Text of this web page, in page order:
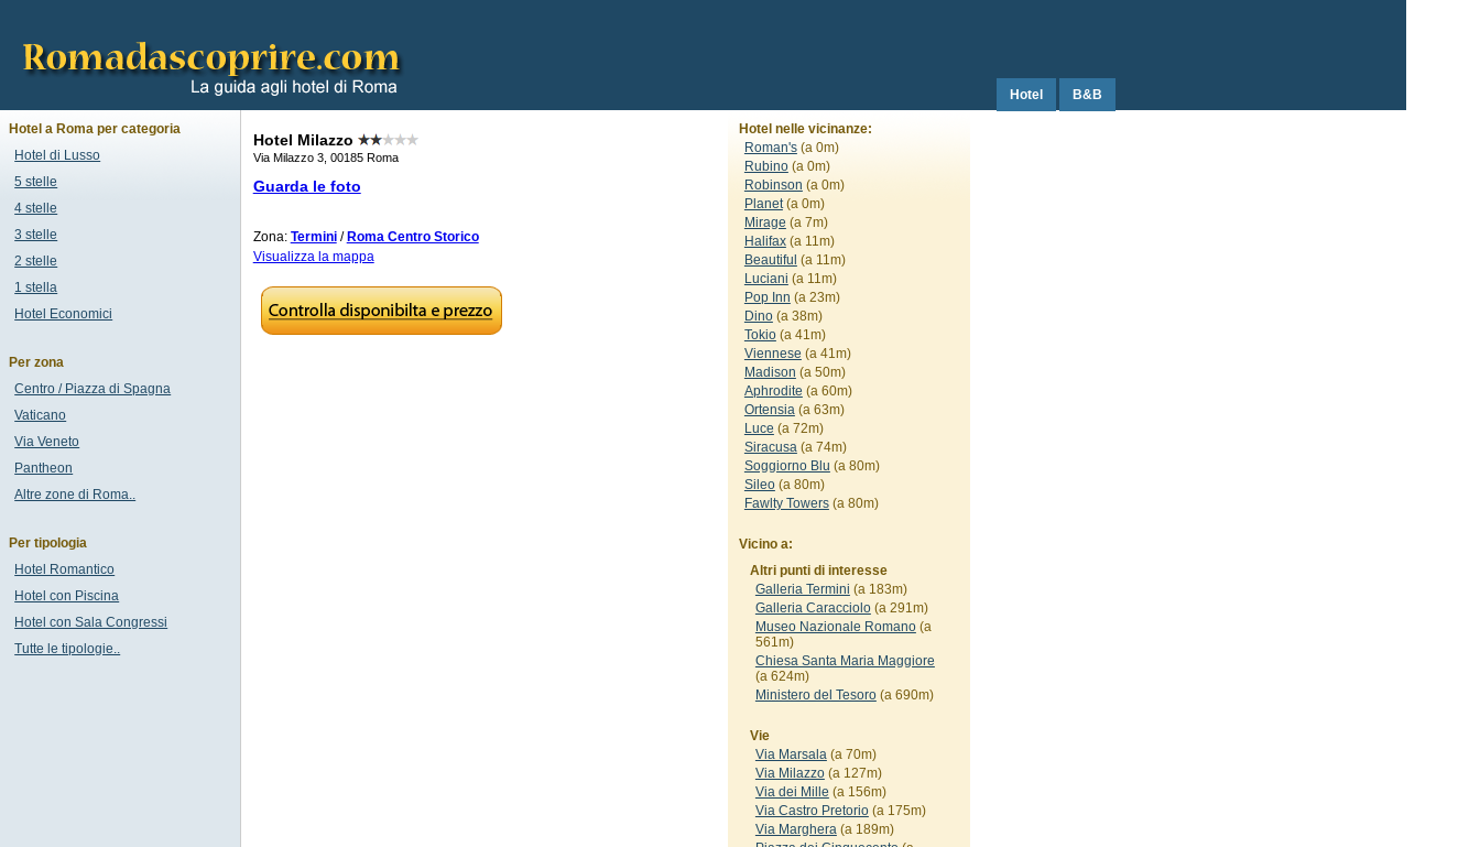
Hotel B&B
Hotel Milazzo
Via Milazzo 3, 00185 Roma
Guarda le foto
Zona: Termini/ Roma Centro Storico
Visualizza la mappa
Hotel nelle vicinanze:
Roman's(a 0m)
Rubino(a 0m)
Robinson (a 0m)
Planet(a 0m)
Mirage (a 7m)
Halifax(a 11m)
Beautiful (a 11m)
Luciani (a 11m)
Pop Inn (a 23m)
Dino(a 38m)
Tokio(a 41m)
Viennese (a 41m)
Madison (a 50m)
Aphrodite (a 60m)
Ortensia(a 63m)
Luce (a 72m)
Siracusa(a 74m)
Soggiorno Blu (a 80m)
Sileo(a 80m)
Fawlty Towers(a 80m)
Vicino a:
Altri punti di interesse
Galleria Termini (a 183m)
Galleria Caracciolo(a 291m)
Museo Nazionale Romano(a
561m)
Chiesa Santa Maria Maggiore
(a 624m)
Ministero del Tesoro(a 690m)
Vie
Via Marsala(a 70m)
Via Milazzo(a 127m)
Via dei Mille (a 156m)
Via Castro Pretorio(a 175m)
Via Marghera(a 189m)
Hotel a Roma per categoria
Hotel di Lusso
5 stelle
4 stelle
3 stelle
2 stelle
1 stella
Hotel Economici
Per zona
Centro / Piazza di Spagna
Vaticano
Via Veneto
Pantheon
Altre zone di Roma..
Per tipologia
Hotel Romantico
Hotel con Piscina
Hotel con Sala Congressi
Tutte le tipologie..